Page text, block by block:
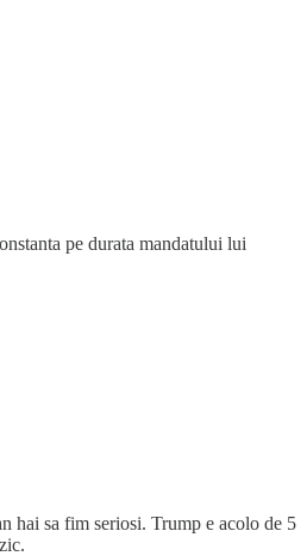
pe durata mandatului lui
hai sa fim seriosi. Trump e acolo de 5